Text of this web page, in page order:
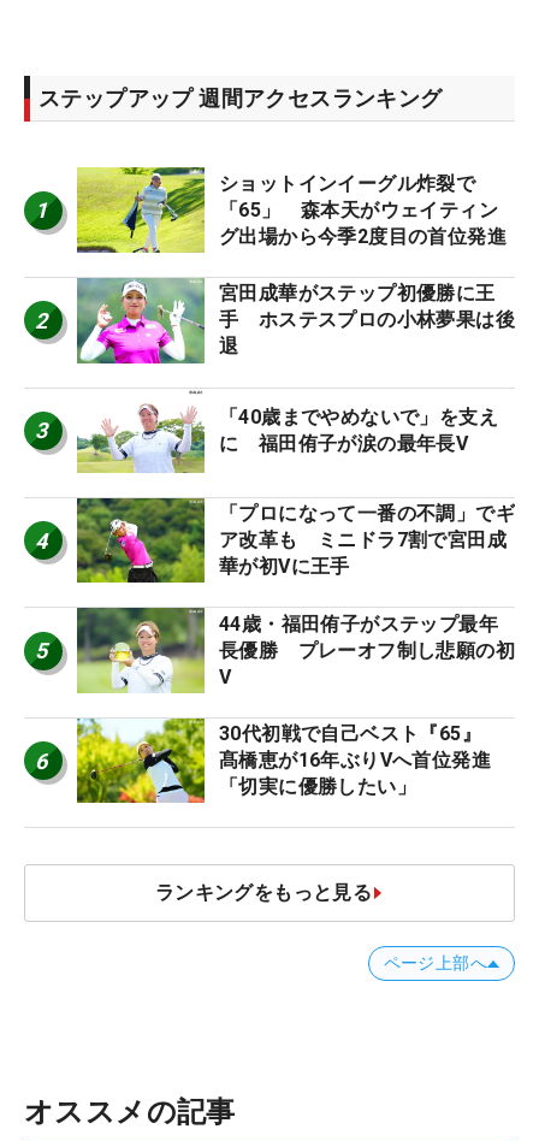
ステップアップ 週間アクセスランキング
1
ショットインイーグル炸裂で
「65」 森本天がウェイティン
グ出場から今季2度目の首位発進
2
宮田成華がステップ初優勝に王
手 ホステスプロの小林夢果は後
退
3
「40歳までやめないで」を支え
に 福田侑子が涙の最年長V
4
「プロになって一番の不調」でギ
ア改革も ミニドラ7割で宮田成
華が初Vに王手
5
44歳・福田侑子がステップ最年
長優勝 プレーオフ制し悲願の初
V
6
30代初戦で自己ベスト『65』
髙橋恵が16年ぶりVへ首位発進
「切実に優勝したい」
ランキングをもっと見る
ページ上部へ
オススメの記事